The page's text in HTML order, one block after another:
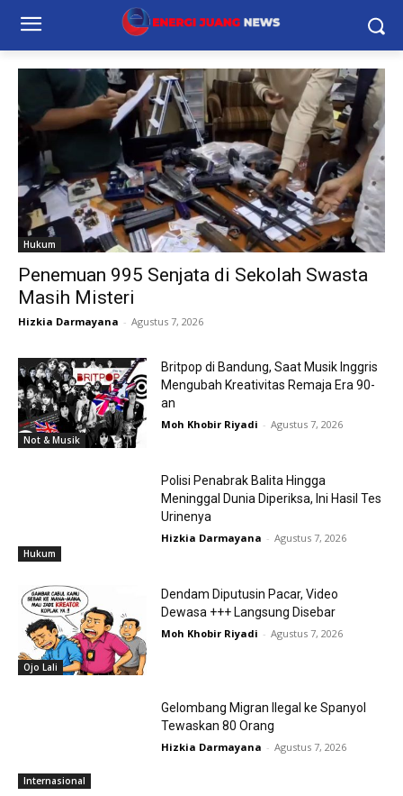
Hukum
Penemuan 995 Senjata di Sekolah Swasta
Masih Misteri
Hizkia Darmayana - Agustus 7, 2026
Not & Musik
Britpop di Bandung, Saat Musik Inggris
Mengubah Kreativitas Remaja Era 90-
an
Moh Khobir Riyadi - Agustus 7, 2026
Hukum
Polisi Penabrak Balita Hingga
Meninggal Dunia Diperiksa, Ini Hasil Tes
Urinenya
Hizkia Darmayana - Agustus 7, 2026
Ojo Lali
Dendam Diputusin Pacar, Video
Dewasa +++ Langsung Disebar
Moh Khobir Riyadi - Agustus 7, 2026
Internasional
Gelombang Migran Ilegal ke Spanyol
Tewaskan 80 Orang
Hizkia Darmayana - Agustus 7, 2026